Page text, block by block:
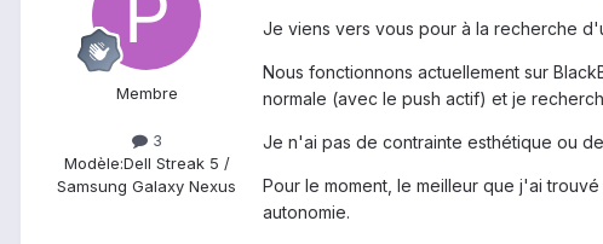
Membre
3
Modèle:Dell Streak 5 /
Samsung Galaxy Nexus
Je viens vers vous pour à la recherche
Nous fonctionnons actuellement sur
normale (avec le push actif) et je
Je n'ai pas de contrainte esthétique ou
Pour le moment, le meilleur que j'ai trouvé
autonomie.